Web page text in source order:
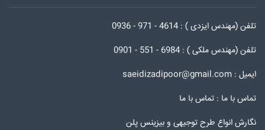
تلفن (مهندس ایزدی ) : 4614 - 971 - 0936
تلفن (مهندس ملکی ) : 6984 - 551 - 0901
ایمیل : saeidizadipoor@gmail.com
تماس با ما : تماس با ما
نگارش انواع طرح توجیهی و بیزینس پلن